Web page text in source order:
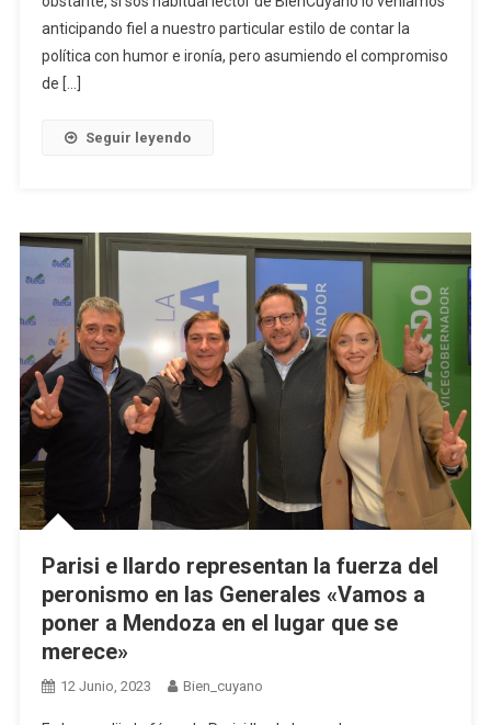
anticipando fiel a nuestro particular estilo de contar la
política con humor e ironía, pero asumiendo el compromiso
de […]
Seguir leyendo
Parisi e Ilardo representan la fuerza del
peronismo en las Generales «Vamos a
poner a Mendoza en el lugar que se
merece»
12 Junio, 2023 Bien_cuyano